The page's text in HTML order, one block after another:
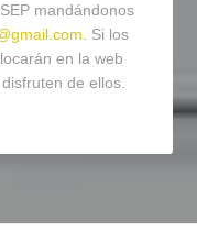
mandándonos
. Si los
en la web
de ellos.